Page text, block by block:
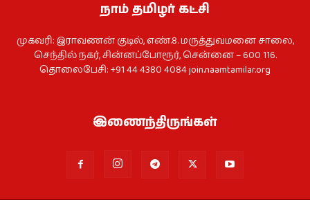
நாம் தமிழர் கட்சி
முகவரி: இராவணன் குடில், எண்.8. மருத்துவமனை சாலை,
செந்தில் நகர், சின்னப்போரூர், சென்னை – 600 116.
தொலைபேசி: +91 44 4380 4084join.naamtamilar.org
இணைந்திருங்கள்